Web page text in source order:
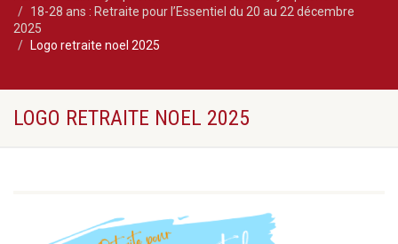
18-28 ans : Retraite pour l’Essentiel du 20 au 22 décembre
2025
Logo retraite noel 2025
LOGO RETRAITE NOEL 2025